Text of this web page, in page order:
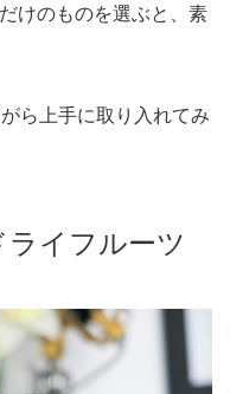
けのものを選ぶと、素
ら上手に取り入れてみ
イフルーツ